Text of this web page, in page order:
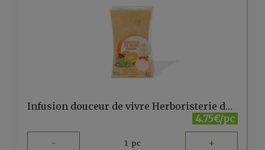
Infusion douceur de vivre Herboristerie du Velay 20 sachets
4.75€/pc
- 1 pc +